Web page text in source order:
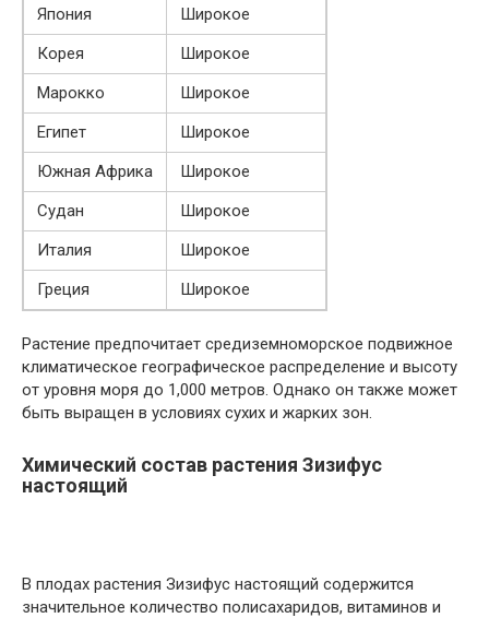
Япония
Широкое
Корея
Широкое
Марокко
Широкое
Египет
Широкое
Южная Африка
Широкое
Судан
Широкое
Италия
Широкое
Греция
Широкое
Растение предпочитает средиземноморское подвижное
климатическое географическое распределение и высоту
от уровня моря до 1,000 метров. Однако он также может
быть выращен в условиях сухих и жарких зон.
Химический состав растения Зизифус
настоящий
В плодах растения Зизифус настоящий содержится
значительное количество полисахаридов, витаминов и